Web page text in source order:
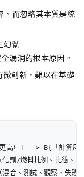
，而忽略其本質是統
幻覺
漏洞的根本原因。
微創新，難以在基礎
高）] --> B{「計算尺
劑/燃料比例、比衝、
合、測試、觀察、失敗